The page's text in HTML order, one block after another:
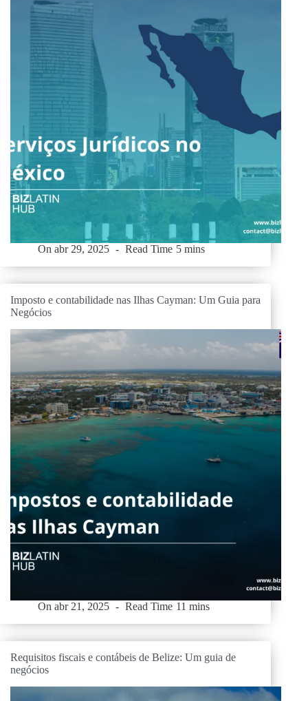
On abr 29, 2025 Read Time 5 mins
Imposto e contabilidade nas Ilhas Cayman: Um Guia para
Negócios
On abr 21, 2025 Read Time 11 mins
Requisitos fiscais e contábeis de Belize: Um guia de
negócios